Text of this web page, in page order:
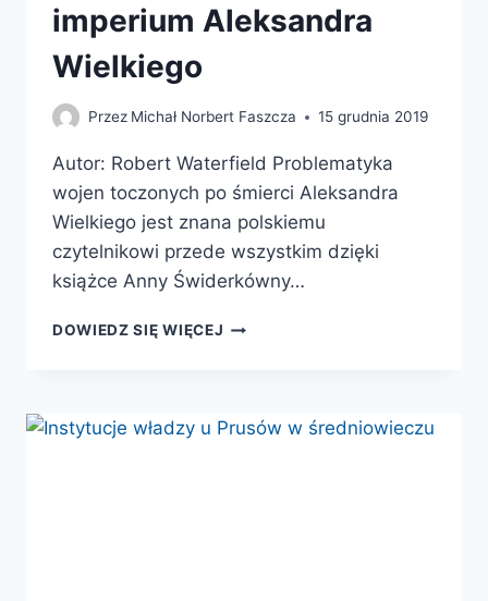
imperium Aleksandra
Wielkiego
Przez Michał Norbert Faszcza 15 grudnia 2019
Autor: Robert Waterfield Problematyka
wojen toczonych po śmierci Aleksandra
Wielkiego jest znana polskiemu
czytelnikowi przede wszystkim dzięki
książce Anny Świderkówny…
DOWIEDZ SIĘ WIĘCEJ DZIELENIE
IMPERIUM
ALEKSANDRA